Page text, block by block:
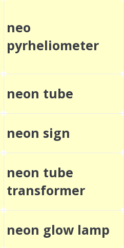
neo
pyrheliometer
neon tube
neon sign
neon tube
transformer
neon glow lamp